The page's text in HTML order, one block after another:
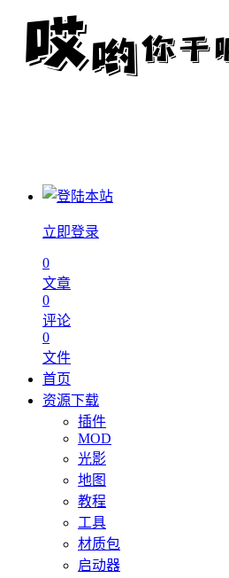
立即登录
0
文章
0
评论
0
文件
首页
资源下载
插件
MOD
光影
地图
教程
工具
材质包
启动器